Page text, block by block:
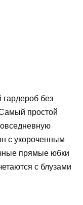
без
простой
с укороченным
прямые юбки
с блузами